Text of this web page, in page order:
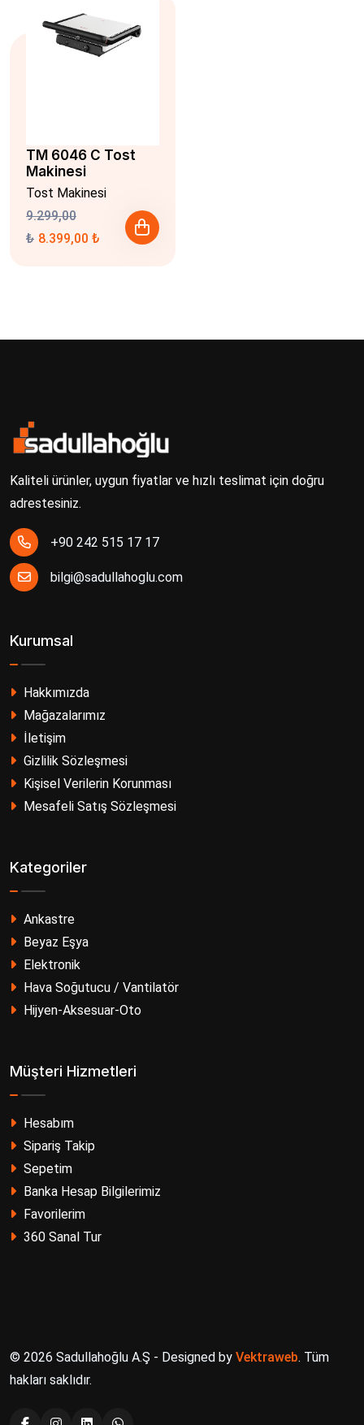
TM 6046 C Tost
Makinesi
Tost Makinesi
9.299,00
₺ 8.399,00 ₺
Kaliteli ürünler, uygun fiyatlar ve hızlı teslimat için doğru
adrestesiniz.
+90 242 515 17 17
bilgi@sadullahoglu.com
Kurumsal
Hakkımızda
Mağazalarımız
İletişim
Gizlilik Sözleşmesi
Kişisel Verilerin Korunması
Mesafeli Satış Sözleşmesi
Kategoriler
Ankastre
Beyaz Eşya
Elektronik
Hava Soğutucu / Vantilatör
Hijyen-Aksesuar-Oto
Müşteri Hizmetleri
Hesabım
Sipariş Takip
Sepetim
Banka Hesap Bilgilerimiz
Favorilerim
360 Sanal Tur
© 2026 Sadullahoğlu A.Ş - Designed by Vektraweb. Tüm
hakları saklıdır.